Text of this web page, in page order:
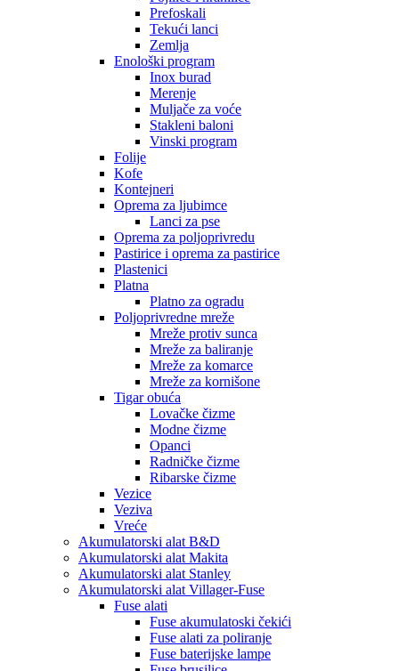
Prefoskali
Tekući lanci
Zemlja
Enološki program
Inox burad
Merenje
Muljače za voće
Stakleni baloni
Vinski program
Folije
Kofe
Kontejneri
Oprema za ljubimce
Lanci za pse
Oprema za poljoprivredu
Pastirice i oprema za pastirice
Plastenici
Platna
Platno za ogradu
Poljoprivredne mreže
Mreže protiv sunca
Mreže za baliranje
Mreže za komarce
Mreže za kornišone
Tigar obuća
Lovačke čizme
Modne čizme
Opanci
Radničke čizme
Ribarske čizme
Vezice
Veziva
Vreće
Akumulatorski alat B&D
Akumulatorski alat Makita
Akumulatorski alat Stanley
Akumulatorski alat Villager-Fuse
Fuse alati
Fuse akumulatoski čekići
Fuse alati za poliranje
Fuse baterijske lampe